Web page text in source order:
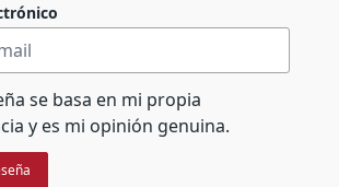
se basa en mi propia
y es mi opinión genuina.